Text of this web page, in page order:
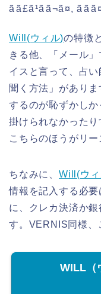
Will(ウィル)の特徴
きる他、「メール
イスと言って、占
聞く方法」があり
するのが恥ずかし
掛けられなかったり
こちらのほうがリー
ちなみに、 Will(ウ
情報を記入する必
に、クレカ決済か
す。VERNIS同様、
WILL（